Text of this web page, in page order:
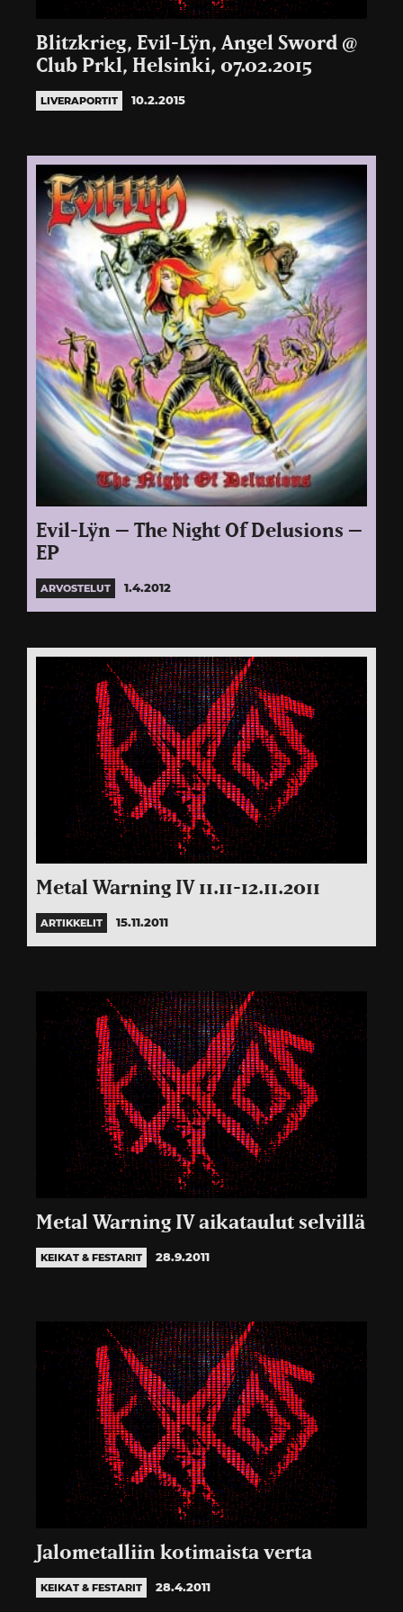
Blitzkrieg, Evil-Lÿn, Angel Sword @
Club Prkl, Helsinki, 07.02.2015
LIVERAPORTIT 10.2.2015
Evil-Lÿn – The Night Of Delusions –
EP
ARVOSTELUT 1.4.2012
Metal Warning IV 11.11-12.11.2011
ARTIKKELIT 15.11.2011
Metal Warning IV aikataulut selvillä
KEIKAT & FESTARIT 28.9.2011
Jalometalliin kotimaista verta
KEIKAT & FESTARIT 28.4.2011